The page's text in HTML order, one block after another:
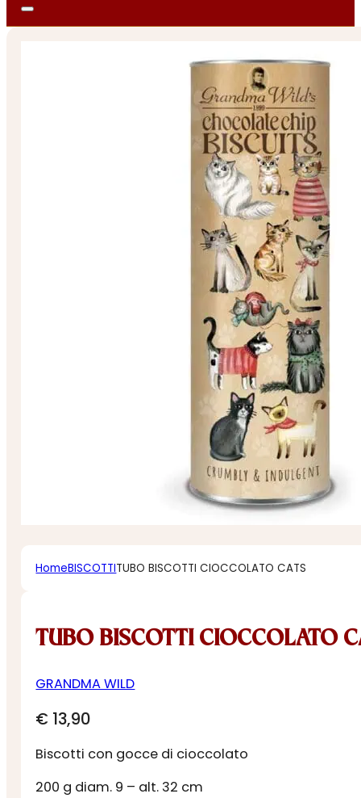
HomeBISCOTTITUBO BISCOTTI CIOCCOLATO CATS
TUBO BISCOTTI CIOCCOLATO
GRANDMA WILD
€ 13,90
Biscotti con gocce di cioccolato
200 g diam. 9 – alt. 32 cm